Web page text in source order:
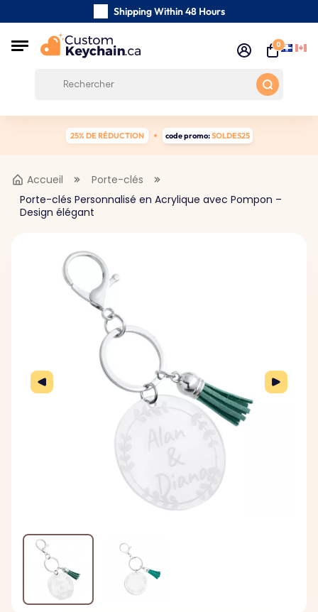
Shipping Within 48 Hours
Customer reviews:
0
25% DE RÉDUCTION code promo:SOLDES25
Accueil
Porte-clés
Porte-clés Personnalisé en Acrylique avec Pompon –
Design élégant